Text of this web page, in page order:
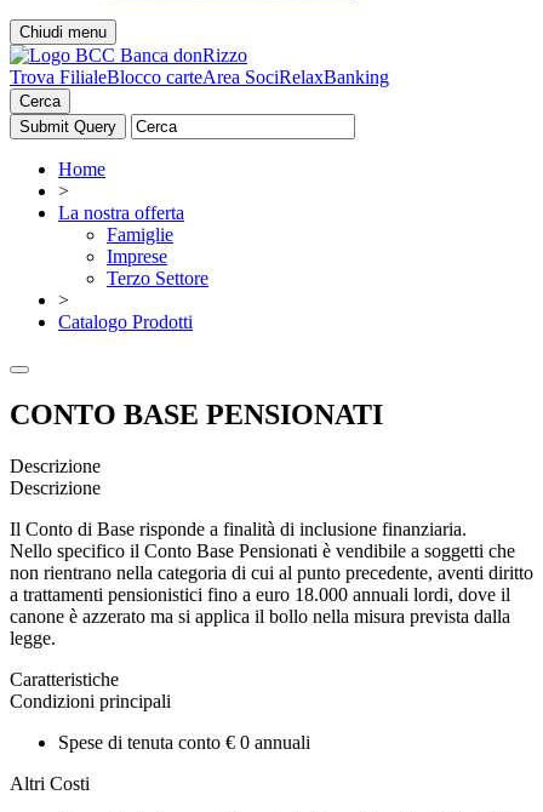
Chiudi menu
Trova FilialeBlocco carteArea SociRelaxBanking
Cerca
Home
>
La nostra offerta
Famiglie
Imprese
Terzo Settore
>
Catalogo Prodotti
CONTO BASE PENSIONATI
Descrizione
Descrizione
Il Conto di Base risponde a finalità di inclusione finanziaria.
Nello specifico il Conto Base Pensionati è vendibile a soggetti che
non rientrano nella categoria di cui al punto precedente, aventi diritto
a trattamenti pensionistici fino a euro 18.000 annuali lordi, dove il
canone è azzerato ma si applica il bollo nella misura prevista dalla
legge.
Caratteristiche
Condizioni principali
Spese di tenuta conto € 0 annuali
Altri Costi